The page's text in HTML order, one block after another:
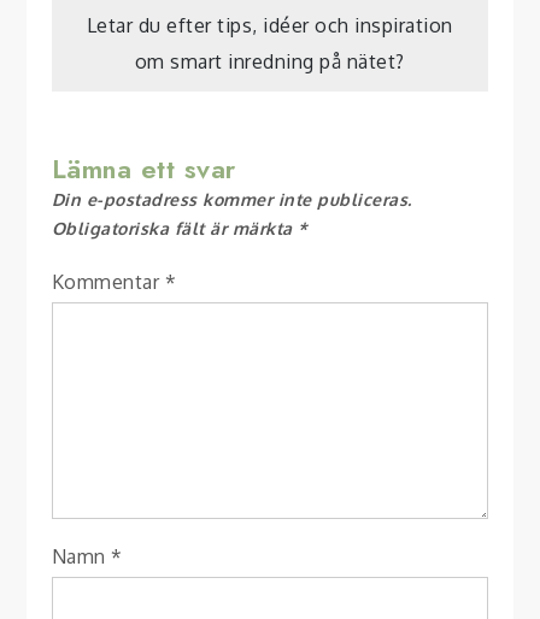
Inläggsnavigering
Letar du efter tips, idéer och inspiration
om smart inredning på nätet?
Lämna ett svar
Din e-postadress kommer inte publiceras.
Obligatoriska fält är märkta *
Kommentar *
Namn *